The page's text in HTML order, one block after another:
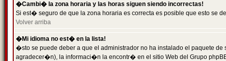
�Cambi� la zona horaria y las horas siguen siendo incorrectas!
Si est� seguro de que la zona horaria es correcta es posible que esto se
Volver arriba
�Mi idioma no est� en la lista!
�sto se puede deber a que el administrador no ha instalado el paquete
agradecer�n), la informaci�n la encontr� en el sitio Web del Grupo